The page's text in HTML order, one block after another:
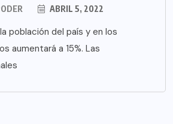
ABRIL 5, 2022
población del país y en los
aumentará a 15%. Las